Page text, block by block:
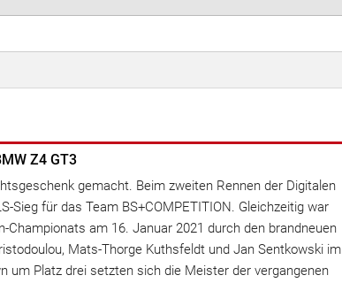
Z4 GT3
gemacht. Beim zweiten Rennen der Digitalen
Sieg für das Team BS+COMPETITION. Gleichzeitig war
am 16. Januar 2021 durch den brandneuen
Mats-Thorge Kuthsfeldt und Jan Sentkowski im
um Platz drei setzten sich die Meister der vergangenen